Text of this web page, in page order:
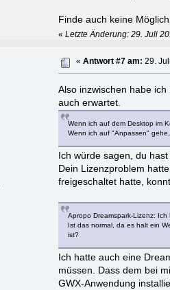
Finde auch keine
« Letzte Änderung: 29. Juli
«Antwort #7 am: 29.
Also inzwischen habe
auch erwartet.
Wenn ich auf dem Desktop im
Wenn ich auf "Anpassen"
Ich würde sagen, du
Dein Lizenzproblem
freigeschaltet hatte,
Apropo Dreamspark-Lizenz:
Ist das normal, da es halt ein
ist?
Ich hatte auch eine
müssen. Dass dem bei
GWX-Anwendung